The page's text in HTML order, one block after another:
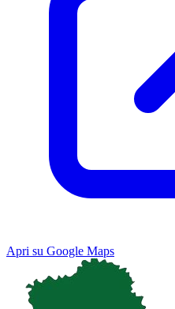
Apri su Google Maps
Map Satellite
Keyboard shortcuts